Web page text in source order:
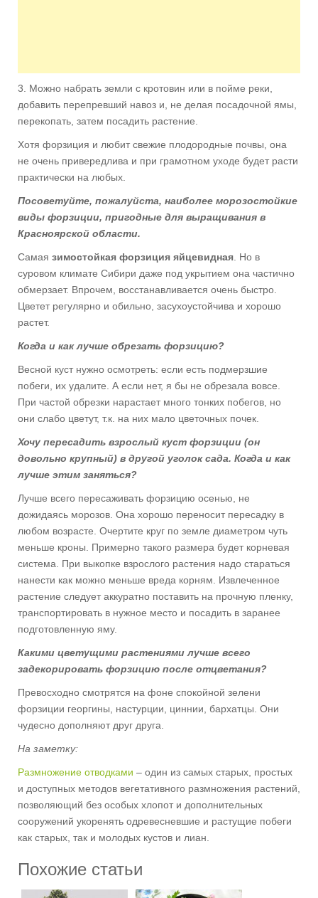
3. Можно набрать земли с кротовин или в пойме реки,
добавить перепревший навоз и, не делая посадочной ямы,
перекопать, затем посадить растение.
Хотя форзиция и любит свежие плодородные почвы, она
не очень привередлива и при грамотном уходе будет расти
практически на любых.
Посоветуйте, пожалуйста, наиболее морозостойкие
виды форзиции, пригодные для выращивания в
Красноярской области.
Самая зимостойкая форзиция яйцевидная . Но в
суровом климате Сибири даже под укрытием она частично
обмерзает. Впрочем, восстанавливается очень быстро.
Цветет регулярно и обильно, засухоустойчива и хорошо
растет.
Когда и как лучше обрезать форзицию?
Весной куст нужно осмотреть: если есть подмерзшие
побеги, их удалите. А если нет, я бы не обрезала вовсе.
При частой обрезки нарастает много тонких побегов, но
они слабо цветут, т.к. на них мало цветочных почек.
Хочу пересадить взрослый куст форзиции (он
довольно крупный) в другой уголок сада. Когда и как
лучше этим заняться?
Лучше всего пересаживать форзицию осенью, не
дожидаясь морозов. Она хорошо переносит пересадку в
любом возрасте. Очертите круг по земле диаметром чуть
меньше кроны. Примерно такого размера будет корневая
система. При выкопке взрослого растения надо стараться
нанести как можно меньше вреда корням. Извлеченное
растение следует аккуратно поставить на прочную пленку,
транспортировать в нужное место и посадить в заранее
подготовленную яму.
Какими цветущими растениями лучше всего
задекорировать форзицию после отцветания?
Превосходно смотрятся на фоне спокойной зелени
форзиции георгины, настурции, циннии, бархатцы. Они
чудесно дополняют друг друга.
На заметку:
Размножение отводками – один из самых старых, простых
и доступных методов вегетативного размножения растений,
позволяющий без особых хлопот и дополнительных
сооружений укоренять одревесневшие и растущие побеги
как старых, так и молодых кустов и лиан.
Похожие статьи